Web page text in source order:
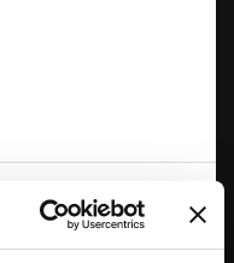
RACCONTI
DI